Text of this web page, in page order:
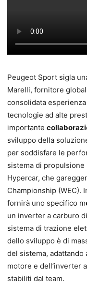
Peugeot Sport sigla
Marelli, fornitore
consolidata
tecnologie ad alte
importante
sviluppo della
per soddisfare le
sistema di propulsione
Hypercar, che
Championship (WEC).
fornirà uno specifico m
un inverter a carburo
sistema di trazione
dello sviluppo è di
del sistema,
motore e dell’inverter
stabiliti dal team.